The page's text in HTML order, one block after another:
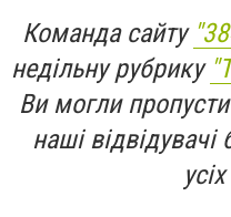
Команда сайту
недільну рубрику
Ви могли
наші